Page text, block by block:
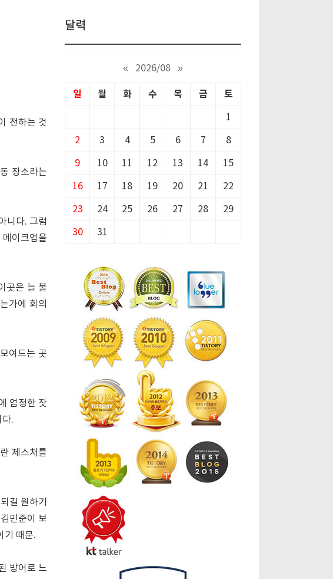
전하는 것
장소라는
니다. 그럼
이크업을
곳은 늘 불
가에 회의
여드는 곳
엄정한 잣
.
제스처를
길 원하기
민준이 보
기 때문.
방어로 느
달력
« 2026/08 »
일 월 화 수 목 금 토
1
2 3 4 5 6 7 8
9 10 11 12 13 14 15
16 17 18 19 20 21 22
23 24 25 26 27 28 29
30 31